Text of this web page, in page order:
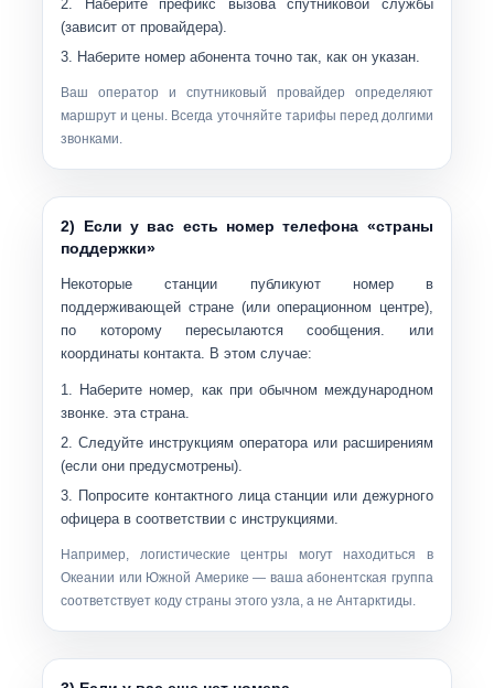
Наберите префикс вызова спутниковой службы
(зависит от провайдера).
Наберите номер абонента точно так, как он указан.
Ваш оператор и спутниковый провайдер определяют
маршрут и цены. Всегда уточняйте тарифы перед долгими
звонками.
2) Если у вас есть номер телефона «страны
поддержки»
Некоторые станции публикуют номер в
поддерживающей стране (или операционном центре),
по которому пересылаются сообщения. или
координаты контакта. В этом случае:
Наберите номер, как при обычном международном
звонке.эта страна.
Следуйте инструкциям оператора или расширениям
(если они предусмотрены).
Попросите контактного лица станции или дежурного
офицера в соответствии с инструкциями.
Например, логистические центры могут находиться в
Океании или Южной Америке — ваша абонентская группа
соответствует коду страны этого узла, а не Антарктиды.